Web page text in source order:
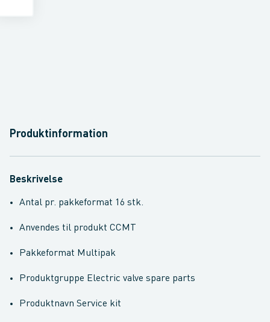
Produktinformation
Beskrivelse
Antal pr. pakkeformat 16 stk.
Anvendes til produkt CCMT
Pakkeformat Multipak
Produktgruppe Electric valve spare parts
Produktnavn Service kit